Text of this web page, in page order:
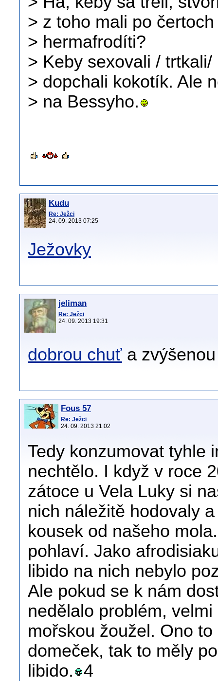
> z toho mali po
> hermafrodíti?
> Keby sexovali /
> dopchali kokotík. Ale
> na Bessyho.
Kudu
Re: Ježci
24. 09. 2013 07:25
Ježovky
jeliman
Re: Ježci
24. 09. 2013 19:31
dobrou chuť a
Fous 57
Re: Ježci
24. 09. 2013 21:02
Tedy konzumovat tyhle
nechtělo. I když v roce
zátoce u Vela Luky si
nich náležitě hodovaly
kousek od našeho
pohlaví. Jako
libido na nich nebylo
Ale pokud se k nám
nedělalo problém,
mořskou žoužel. Ono
domeček, tak to měly
libido. 4